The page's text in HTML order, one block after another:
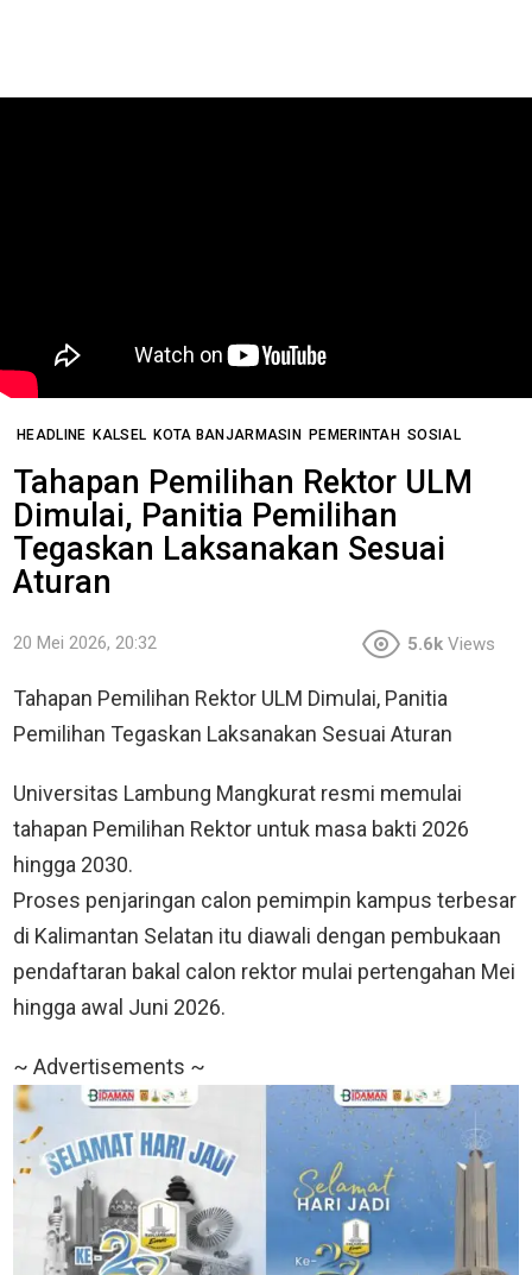
HEADLINE KALSEL KOTA BANJARMASIN PEMERINTAH SOSIAL
Tahapan Pemilihan Rektor ULM
Dimulai, Panitia Pemilihan
Tegaskan Laksanakan Sesuai
Aturan
20 Mei 2026, 20:32 5.6k Views
Tahapan Pemilihan Rektor ULM Dimulai, Panitia
Pemilihan Tegaskan Laksanakan Sesuai Aturan
Universitas Lambung Mangkurat resmi memulai
tahapan Pemilihan Rektor untuk masa bakti 2026
hingga 2030.
Proses penjaringan calon pemimpin kampus terbesar
di Kalimantan Selatan itu diawali dengan pembukaan
pendaftaran bakal calon rektor mulai pertengahan Mei
hingga awal Juni 2026.
~ Advertisements ~